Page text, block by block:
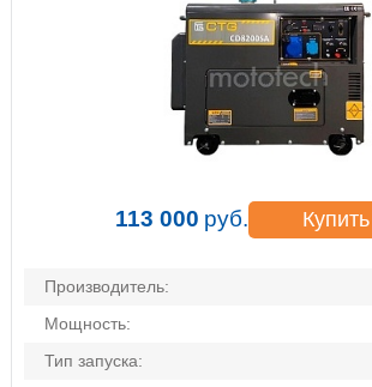
113 000 руб. Купить
Производитель:
Мощность:
Тип запуска: